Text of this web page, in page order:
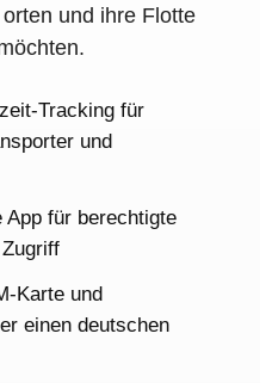
und ihre Flotte
Tracking für
und
App für berechtigte
Karte und
einen deutschen